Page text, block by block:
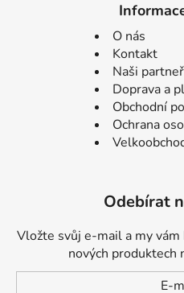
O nás
Kontakt
Naši
Doprava a
Obchodní
Ochrana
Odebírat
Vložte svůj e-mail a my
nových produktech
E-